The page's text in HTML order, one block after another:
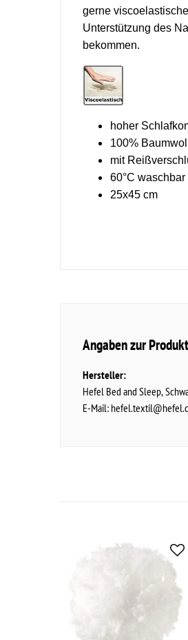
gerne
Unterstützung des
bekommen.
hoher
100%
mit
60°C waschbar
25x45 cm
Angaben zur
Hersteller:
Hefel Bed and Sleep
E-Mail: